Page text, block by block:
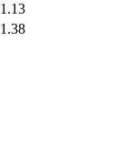
1.13
1.38